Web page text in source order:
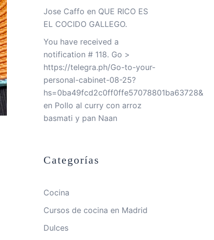
Jose Caffo en QUE RICO ES
EL COCIDO GALLEGO.
You have received a
notification # 118. Go >
https://telegra.ph/Go-to-your-
personal-cabinet-08-25?
hs=0ba49fcd2c0ff0ffe57078801ba63728&
en Pollo al curry con arroz
basmati y pan Naan
Categorías
Cocina
Cursos de cocina en Madrid
Dulces